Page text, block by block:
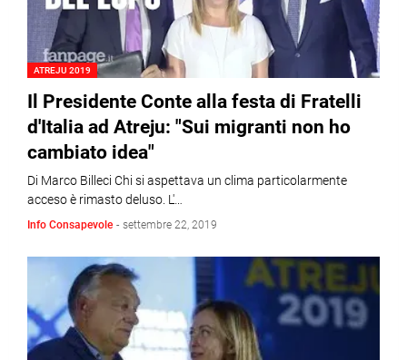
ATREJU 2019
Il Presidente Conte alla festa di Fratelli
d'Italia ad Atreju: "Sui migranti non ho
cambiato idea"
Di Marco Billeci Chi si aspettava un clima particolarmente
acceso è rimasto deluso. L'…
Info Consapevole - settembre 22, 2019